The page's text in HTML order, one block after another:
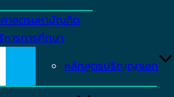
าสตรมหาบัณฑิต
หารการศึกษา
หลักสูตรปริญญาเอก